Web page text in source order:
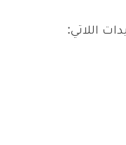
اللاتي: